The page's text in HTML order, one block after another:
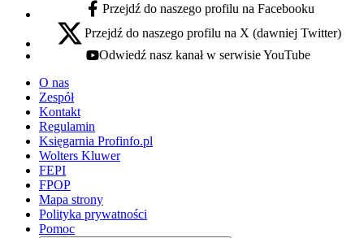
facebook - otwiera się w nowej karcie
Przejdź do naszego profilu na Facebooku
x - otwiera się w nowej karcie
Przejdź do naszego profilu na X (dawniej Twitter)
youtube - otwiera się w nowej karcie
Odwiedź nasz kanał w serwisie YouTube
O nas
Zespół
Kontakt
Regulamin
Księgarnia Profinfo.pl
Wolters Kluwer
FEPI
FPOP
Mapa strony
Polityka prywatności
Pomoc